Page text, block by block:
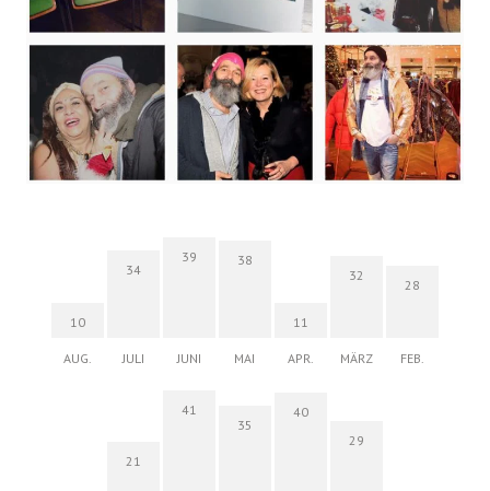
10
AUG.
34
JULI
39
JUNI
38
MAI
11
APR.
32
MÄRZ
28
FEB.
21
41
35
40
29